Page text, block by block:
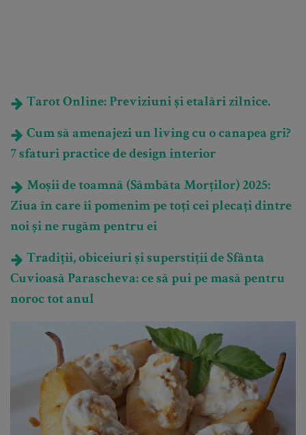
Tarot Online: Previziuni și etalări zilnice.
Cum să amenajezi un living cu o canapea gri?
7 sfaturi practice de design interior
Moșii de toamnă (Sâmbăta Morților) 2025:
Ziua în care îi pomenim pe toți cei plecați dintre
noi și ne rugăm pentru ei
Tradiții, obiceiuri și superstiții de Sfânta
Cuvioasă Parascheva: ce să pui pe masă pentru
noroc tot anul